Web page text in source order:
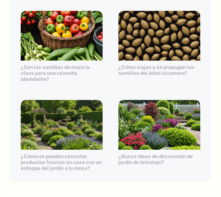
¿Son las semillas de mayo la
clave para una cosecha
abundante?
¿Cómo viajan y se propagan las
semillas del árbol sicomoro?
¿Cómo se pueden cosechar
productos frescos en casa con un
enfoque del jardín a la mesa?
¿Busca ideas de decoración de
jardín de bricolaje?